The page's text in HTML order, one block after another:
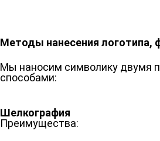
Методы нанесения логотипа,
Мы наносим символику двумя
способами:
Шелкография
Преимущества: